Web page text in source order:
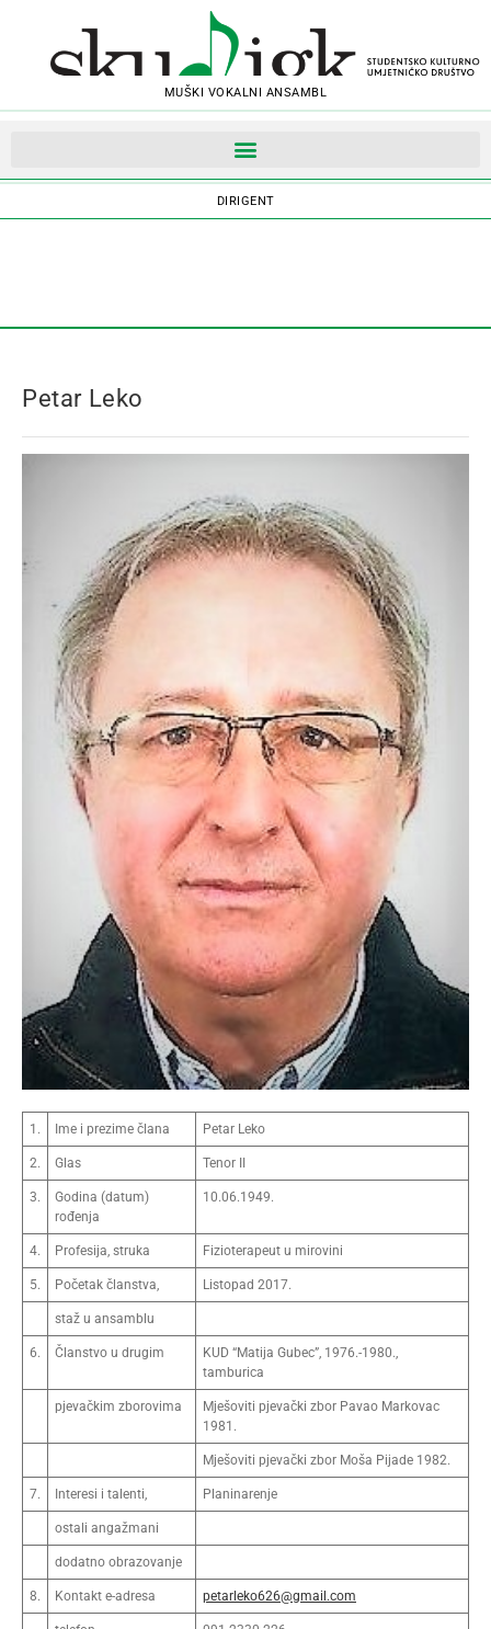
MUŠKI VOKALNI ANSAMBL
DIRIGENT
Petar Leko
1. Ime i prezime člana Petar Leko
2. Glas Tenor II
3.
Godina (datum)
rođenja
10.06.1949.
4. Profesija, struka Fizioterapeut u mirovini
5. Početak članstva, Listopad 2017.
staž u ansamblu
6. Članstvo u drugim
KUD “Matija Gubec”, 1976.-1980.,
tamburica
pjevačkim zborovima
Mješoviti pjevački zbor Pavao Markovac
1981.
Mješoviti pjevački zbor Moša Pijade 1982.
7. Interesi i talenti, Planinarenje
ostali angažmani
dodatno obrazovanje
8. Kontakt e-adresa petarleko626@gmail.com